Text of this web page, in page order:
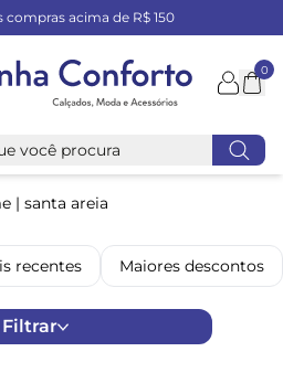
compras acima de R$ 150
0
| santa areia
recentes Maiores descontos
Filtrar